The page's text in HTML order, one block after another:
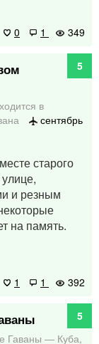
0 1 349
5
в
сентябрь
старого
и резным
на память.
1 1 392
5
Гаваны — Куба,